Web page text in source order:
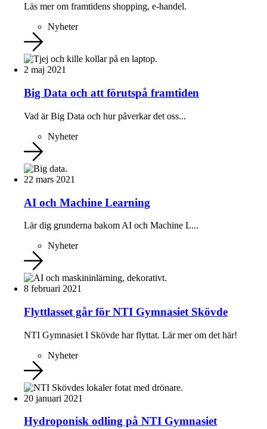
Läs mer om framtidens shopping, e-handel.
Nyheter
2 maj 2021
Big Data och att förutspå framtiden
Vad är Big Data och hur påverkar det oss...
Nyheter
22 mars 2021
AI och Machine Learning
Lär dig grunderna bakom AI och Machine L...
Nyheter
8 februari 2021
Flyttlasset går för NTI Gymnasiet Skövde
NTI Gymnasiet I Skövde har flyttat. Lär mer om det här!
Nyheter
20 januari 2021
Hydroponisk odling på NTI Gymnasiet